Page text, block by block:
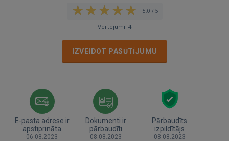
5,0 / 5
Vērtējumi: 4
IZVEIDOT PASŪTĪJUMU
E-pasta adrese ir
apstiprināta
06.08.2023
Dokumenti ir
pārbaudīti
08.08.2023
Pārbaudīts
izpildītājs
08.08.2023